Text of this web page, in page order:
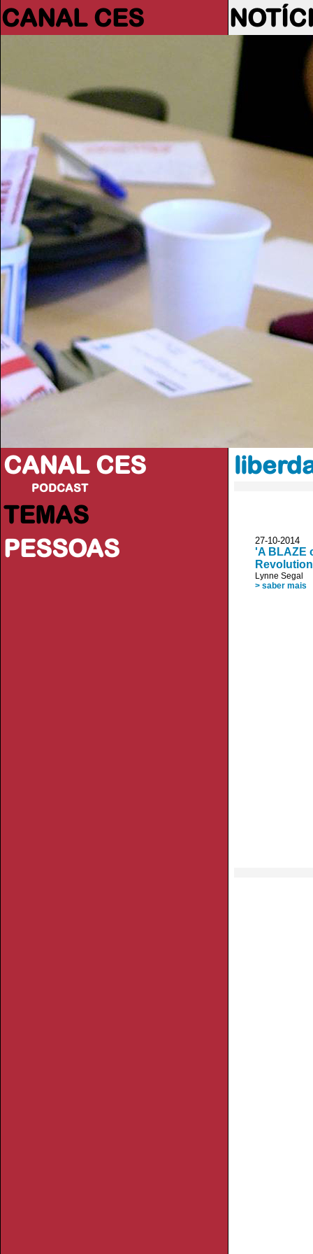
CANAL CES
CANAL CES
PODCAST
TEMAS
PESSOAS
27-10-
'A BLAZE
Lynne Segal
> saber mais